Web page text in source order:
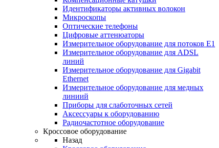
Идентификаторы активных волокон
Микроскопы
Оптические телефоны
Цифровые аттенюаторы
Измерительное оборудование для потоков Е1
Измерительное оборудование для ADSL
линий
Измерительное оборудование для Gigabit
Ethernet
Измерительное оборудование для медных
линиий
Приборы для слаботочных сетей
Аксессуары к оборудованию
Радиочастотное оборудование
Кроссовое оборудование
Назад